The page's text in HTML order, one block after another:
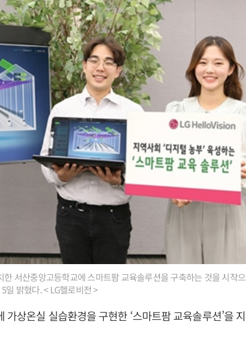
서산중앙고등학교에 스마트팜 교육솔루션을 구축하는 것을 시작으
일 밝혔다. < LG헬로비전 >
상온실 실습환경을 구현한 ‘스마트팜 교육솔루션’을 지